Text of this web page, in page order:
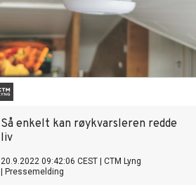
Så enkelt kan røykvarsleren redde
liv
20.9.2022 09:42:06 CEST
CTM Lyng
Pressemelding